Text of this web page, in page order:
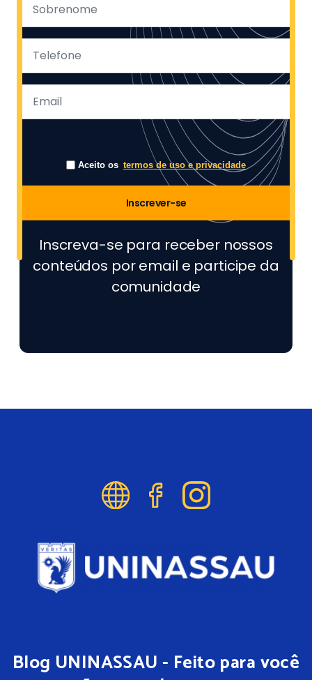
Aceito os termos de uso e privacidade
Inscrever-se
Inscreva-se para receber nossos
conteúdos por email e participe da
comunidade
Blog UNINASSAU - Feito para você